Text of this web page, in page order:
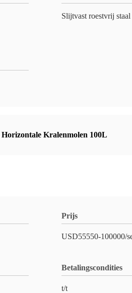
Slijtvast roestvrij staal
Horizontale Kralenmolen 100L
Prijs
USD55550-100000/
Betalingscondities
t/t